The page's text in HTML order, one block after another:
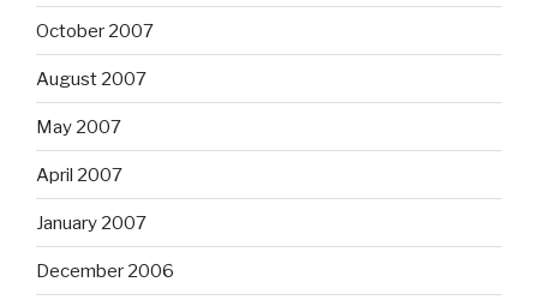
October 2007
August 2007
May 2007
April 2007
January 2007
December 2006